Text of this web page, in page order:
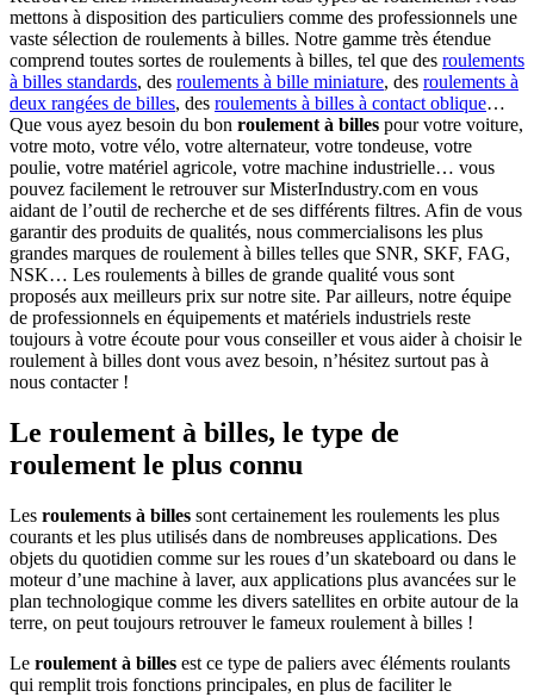
mettons à disposition des particuliers comme des professionnels une
vaste sélection de roulements à billes. Notre gamme très étendue
comprend toutes sortes de roulements à billes, tel que des roulements
à billes standards, des roulements à bille miniature, des roulements à
deux rangées de billes, des roulements à billes à contact oblique…
Que vous ayez besoin du bon roulement à billes pour votre voiture,
votre moto, votre vélo, votre alternateur, votre tondeuse, votre
poulie, votre matériel agricole, votre machine industrielle… vous
pouvez facilement le retrouver sur MisterIndustry.com en vous
aidant de l’outil de recherche et de ses différents filtres. Afin de vous
garantir des produits de qualités, nous commercialisons les plus
grandes marques de roulement à billes telles que SNR, SKF, FAG,
NSK… Les roulements à billes de grande qualité vous sont
proposés aux meilleurs prix sur notre site. Par ailleurs, notre équipe
de professionnels en équipements et matériels industriels reste
toujours à votre écoute pour vous conseiller et vous aider à choisir le
roulement à billes dont vous avez besoin, n’hésitez surtout pas à
nous contacter !
Le roulement à billes, le type de
roulement le plus connu
Les roulements à billes sont certainement les roulements les plus
courants et les plus utilisés dans de nombreuses applications. Des
objets du quotidien comme sur les roues d’un skateboard ou dans le
moteur d’une machine à laver, aux applications plus avancées sur le
plan technologique comme les divers satellites en orbite autour de la
terre, on peut toujours retrouver le fameux roulement à billes !
Le roulement à billes est ce type de paliers avec éléments roulants
qui remplit trois fonctions principales, en plus de faciliter le